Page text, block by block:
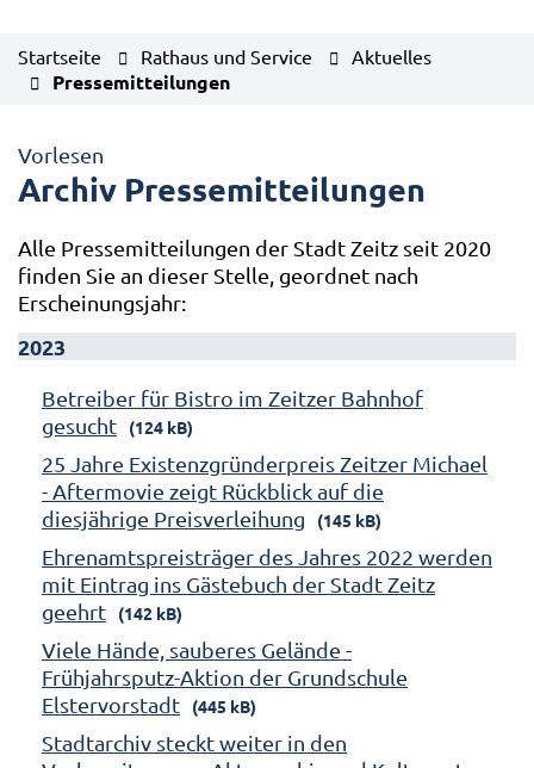
Startseite Rathaus und Service Aktuelles
Pressemitteilungen
Vorlesen
Archiv Pressemitteilungen
Alle Pressemitteilungen der Stadt Zeitz seit 2020
finden Sie an dieser Stelle, geordnet nach
Erscheinungsjahr:
2023
Betreiber für Bistro im Zeitzer Bahnhof
gesucht
(124 kB)
25 Jahre Existenzgründerpreis Zeitzer Michael
- Aftermovie zeigt Rückblick auf die
diesjährige Preisverleihung
(145 kB)
Ehrenamtspreisträger des Jahres 2022 werden
mit Eintrag ins Gästebuch der Stadt Zeitz
geehrt
(142 kB)
Viele Hände, sauberes Gelände -
Frühjahrsputz-Aktion der Grundschule
Elstervorstadt
(445 kB)
Stadtarchiv steckt weiter in den